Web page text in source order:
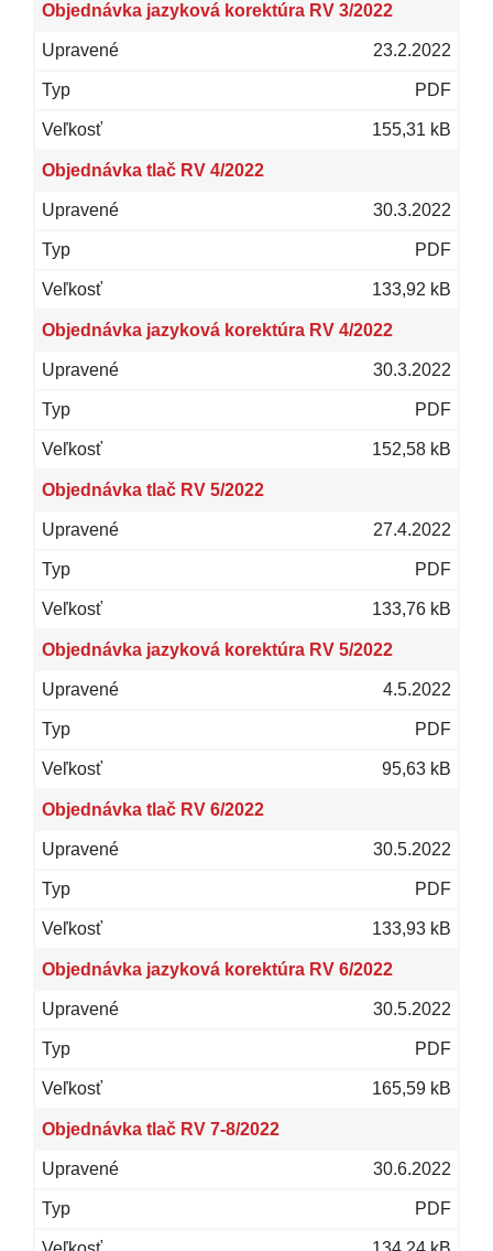
Objednávka jazyková korektúra RV 3/2022
23.2.2022
PDF
155,31 kB
Objednávka tlač RV 4/2022
30.3.2022
PDF
133,92 kB
Objednávka jazyková korektúra RV 4/2022
30.3.2022
PDF
152,58 kB
Objednávka tlač RV 5/2022
27.4.2022
PDF
133,76 kB
Objednávka jazyková korektúra RV 5/2022
4.5.2022
PDF
95,63 kB
Objednávka tlač RV 6/2022
30.5.2022
PDF
133,93 kB
Objednávka jazyková korektúra RV 6/2022
30.5.2022
PDF
165,59 kB
Objednávka tlač RV 7-8/2022
30.6.2022
PDF